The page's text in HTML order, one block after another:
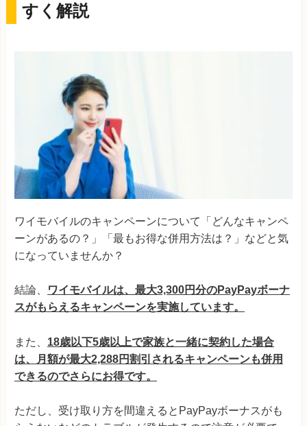
すく解説
ワイモバイルのキャンペーンについて「どんなキャンペ
ーンがあるの？」「最もお得な併用方法は？」などと気
になっていませんか？
結論、
ワイモバイルは、最大3,300円分のPayPayボーナ
スがもらえるキャンペーンを実施しています。
また、 18歳以下5歳以上で家族と一緒に契約した場合
は、月額が最大2,288円割引されるキャンペーンも併用
できるのでさらにお得です。
ただし、受け取り方を間違えるとPayPayボーナスがも